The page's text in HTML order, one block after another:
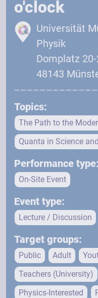
o'clock
Universität
Physik
Domplatz
48143
Topics:
The Path to the
Quanta in Science
Performance type:
On-Site Event
Event type:
Lecture / Discussion
Target groups:
Public Adult
Teachers (University)
Physics-Interested